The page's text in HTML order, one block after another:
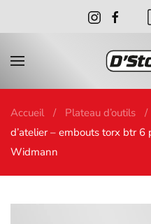
Accueil Plateau d’outils
d’atelier – embouts torx btr
Widmann